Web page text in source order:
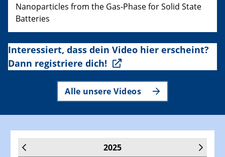
Nanoparticles from the Gas-Phase for Solid State
Batteries
Interessiert, dass dein Video hier erscheint?
Dann registriere dich!
Alle unsere Videos
2025